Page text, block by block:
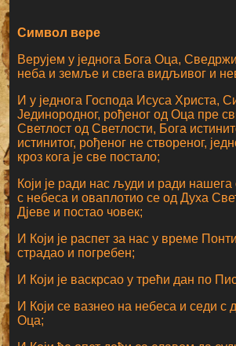
Символ вере
Верујем у једнога Бога Оца,
неба и земље и свега видљивог и
И у једнога Господа Исуса Христа,
Јединородног, рођеног од Оца пре
Светлост од Светлости, Бога
истинитог, рођеног не створеног,
кроз кога је све постало;
Који је ради нас људи и ради
с небеса и оваплотио се од Духа
Дјеве и постао човек;
И Који је распет за нас у време
страдао и погребен;
И Који је васкрсао у трећи дан по
И Који се вазнео на небеса и седи с
Оца;